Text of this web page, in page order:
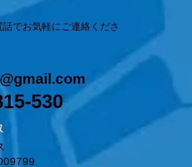
でお気軽にご連絡くださ
530